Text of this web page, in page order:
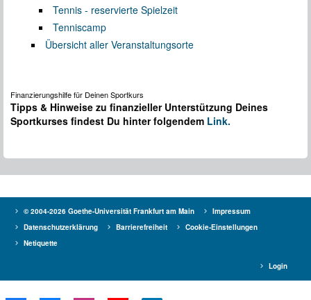
Tennis - reservierte Spielzeit
Tenniscamp
Übersicht aller Veranstaltungsorte
Finanzierungshilfe für Deinen Sportkurs
Tipps & Hinweise zu finanzieller Unterstützung Deines
Sportkurses findest Du hinter folgendem Link.
© 2004-2026 Goethe-Universität Frankfurt am Main
Impressum
Datenschutzerklärung
Barrierefreiheit
Cookie-Einstellungen
Netiquette
Login